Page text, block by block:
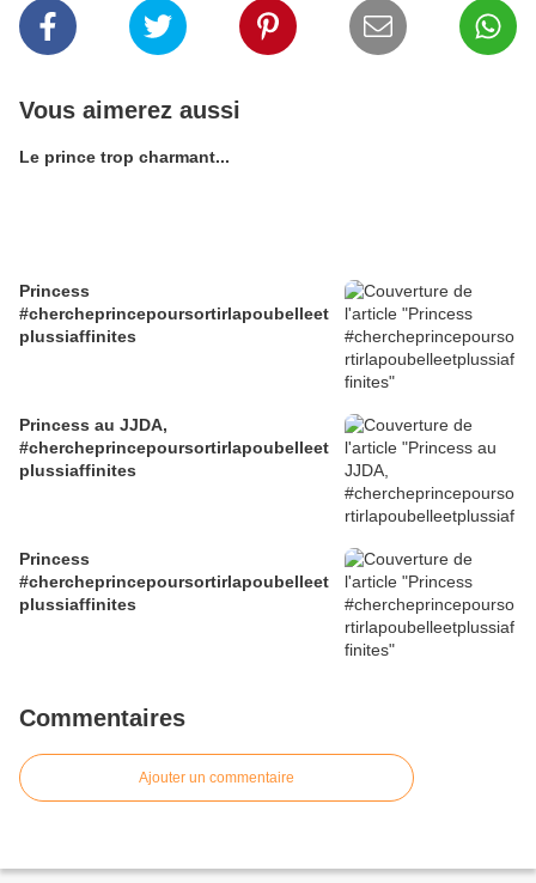
Vous aimerez aussi
Le prince trop charmant...
Princess
#chercheprincepoursortirlapoubelleet
plussiaffinites
Princess au JJDA,
#chercheprincepoursortirlapoubelleet
plussiaffinites
Princess
#chercheprincepoursortirlapoubelleet
plussiaffinites
Commentaires
Ajouter un commentaire